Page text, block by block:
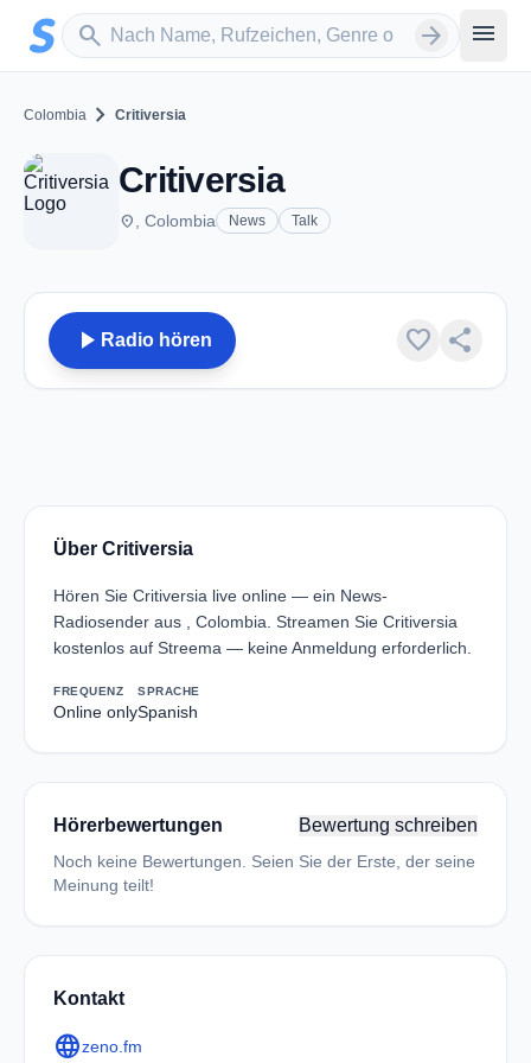
Zum Hauptinhalt springen
search
Sender suchen arrow_forward menu
Colombia chevron_right Critiversia
Critiversia
place , Colombia News Talk
play_arrow Radio hören favorite share
Über Critiversia
Hören Sie Critiversia live online — ein News-
Radiosender aus , Colombia. Streamen Sie Critiversia
kostenlos auf Streema — keine Anmeldung erforderlich.
FREQUENZ
Online only
SPRACHE
Spanish
Hörerbewertungen Bewertung schreiben
Noch keine Bewertungen. Seien Sie der Erste, der seine
Meinung teilt!
Kontakt
languagezeno.fm